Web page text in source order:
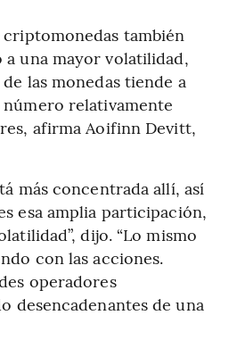
también
una mayor volatilidad,
las monedas tiende a
relativamente
afirma Aoifinn Devitt,
más concentrada allí, así
esa amplia participación,
dijo. “Lo mismo
con las acciones.
operadores
desencadenantes de una